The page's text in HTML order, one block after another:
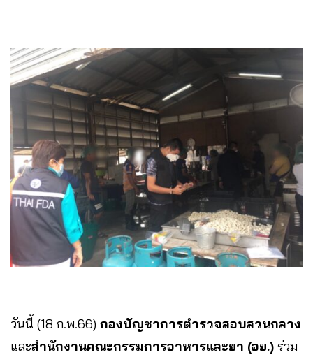
วันนี้ (18 ก.พ.66) กองบัญชาการตำรวจสอบสวนกลาง
และสำนักงานคณะกรรมการอาหารและยา (อย.) ร่วม